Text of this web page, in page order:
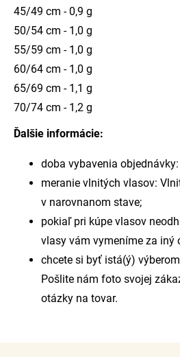
45/49 cm - 0,9 g
50/54 cm - 1,0 g
55/59 cm - 1,0 g
60/64 cm - 1,0 g
65/69 cm - 1,1 g
70/74 cm - 1,2 g
Ďalšie informácie:
doba vybavenia
meranie vlnitých vlasov:
v narovnanom stave;
pokiaľ pri kúpe vlasov
vlasy vám vymeníme za iný
chcete si byť istá(ý)
Pošlite nám foto svojej
otázky na tovar.